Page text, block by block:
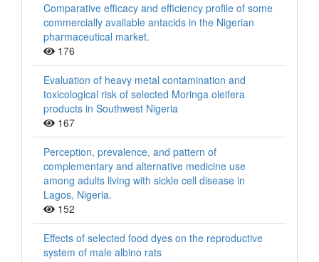
Comparative efficacy and efficiency profile of some
commercially available antacids in the Nigerian
pharmaceutical market.
176
Evaluation of heavy metal contamination and
toxicological risk of selected Moringa oleifera
products in Southwest Nigeria
167
Perception, prevalence, and pattern of
complementary and alternative medicine use
among adults living with sickle cell disease in
Lagos, Nigeria.
152
Effects of selected food dyes on the reproductive
system of male albino rats